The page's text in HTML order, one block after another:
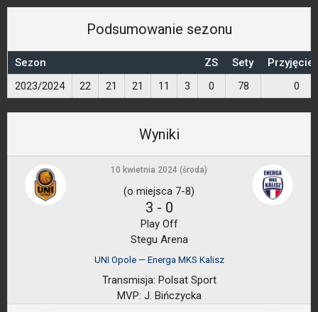
Podsumowanie sezonu
Sezon ZS Sety
Przyjęcie
2023/2024
22 21 21 11 3 0 78 0
Wyniki
10 kwietnia 2024 (środa)
(o miejsca 7-8)
3 - 0
Play Off
Stegu Arena
UNI Opole — Energa MKS Kalisz
Transmisja: Polsat Sport
MVP: J. Bińczycka